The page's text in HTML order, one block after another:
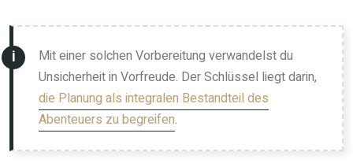
Mit einer solchen Vorbereitung verwandelst du
Unsicherheit in Vorfreude. Der Schlüssel liegt darin,
die Planung als integralen Bestandteil des
Abenteuers zu begreifen.